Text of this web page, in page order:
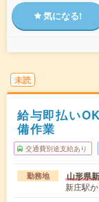
気になる!
未読
給与即払い
備作業
交通費別途支給あり
勤務地 山形県
新庄駅